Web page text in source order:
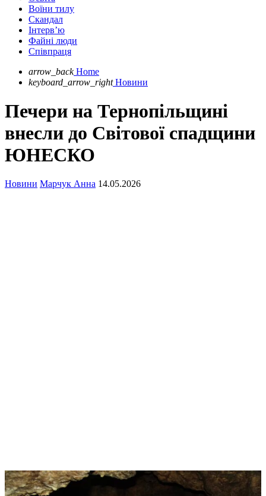
Воїни тилу
Скандал
Інтерв’ю
Файні люди
Співпраця
arrow_back Home
keyboard_arrow_right Новини
Печери на Тернопільщині
внесли до Світової спадщини
ЮНЕСКО
Новини Марчук Анна 14.05.2026